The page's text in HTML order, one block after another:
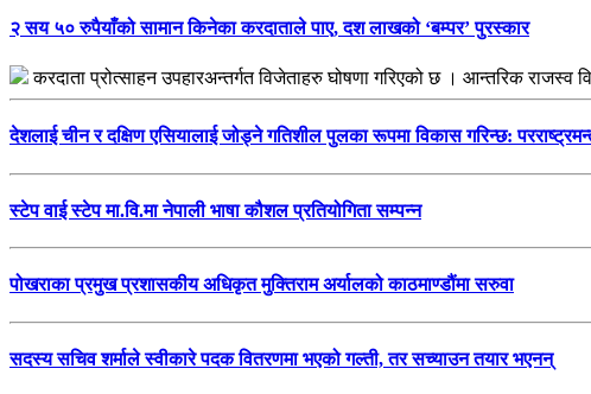
२ सय ५० रुपैयाँको सामान किनेका करदाताले पाए, दश लाखको ‘बम्पर’ पुरस्कार
करदाता प्रोत्साहन उपहारअन्तर्गत विजेताहरु घोषणा गरिएको छ । आन्तरिक
देशलाई चीन र दक्षिण एसियालाई जोड्ने गतिशील पुलका रूपमा विकास गरिन्छ:
स्टेप वाई स्टेप मा.वि.मा नेपाली भाषा कौशल प्रतियोगिता सम्पन्न
पोखराका प्रमुख प्रशासकीय अधिकृत मुक्तिराम अर्यालको काठमाण्डौंमा सरुवा
सदस्य सचिव शर्माले स्वीकारे पदक वितरणमा भएको गल्ती, तर सच्याउन तयार भएनन्